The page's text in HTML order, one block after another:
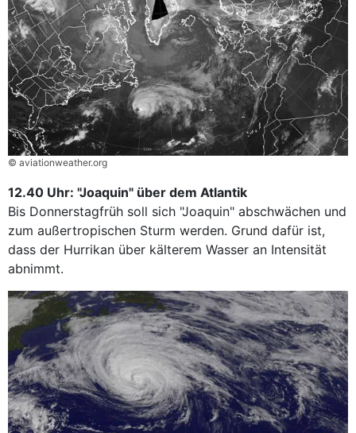
© aviationweather.org
12.40 Uhr: "Joaquin" über dem Atlantik
Bis Donnerstagfrüh soll sich "Joaquin" abschwächen und
zum außertropischen Sturm werden. Grund dafür ist,
dass der Hurrikan über kälterem Wasser an Intensität
abnimmt.